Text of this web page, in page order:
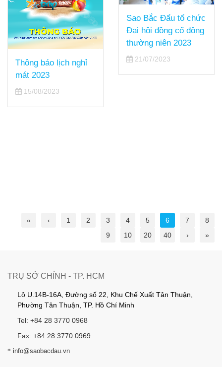
Sao Bắc Đẩu tổ chức
Đại hội đồng cổ đông
thường niên 2023
21/07/2023
Hội thảo “Đẩy nhanh
tăng trưởng doanh
nghiệp số với giải
« ‹ 1 2 3 4 5 6 7
8
9
10 20 40 › »
TRỤ SỞ CHÍNH - TP. HCM
Lô U.14B-16A, Đường số 22, Khu Chế Xuất Tân Thuận,
Phường Tân Thuận, TP. Hồ Chí Minh
Tel: +84 28 3770 0968
Fax: +84 28 3770 0969
* info@saobacdau.vn